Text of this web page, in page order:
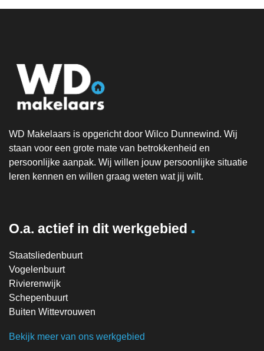
WD Makelaars is opgericht door Wilco Dunnewind. Wij
staan voor een grote mate van betrokkenheid en
persoonlijke aanpak. Wij willen jouw persoonlijke situatie
leren kennen en willen graag weten wat jij wilt.
O.a. actief in dit werkgebied .
Staatsliedenbuurt
Vogelenbuurt
Rivierenwijk
Schepenbuurt
Buiten Wittevrouwen
Bekijk meer van ons werkgebied